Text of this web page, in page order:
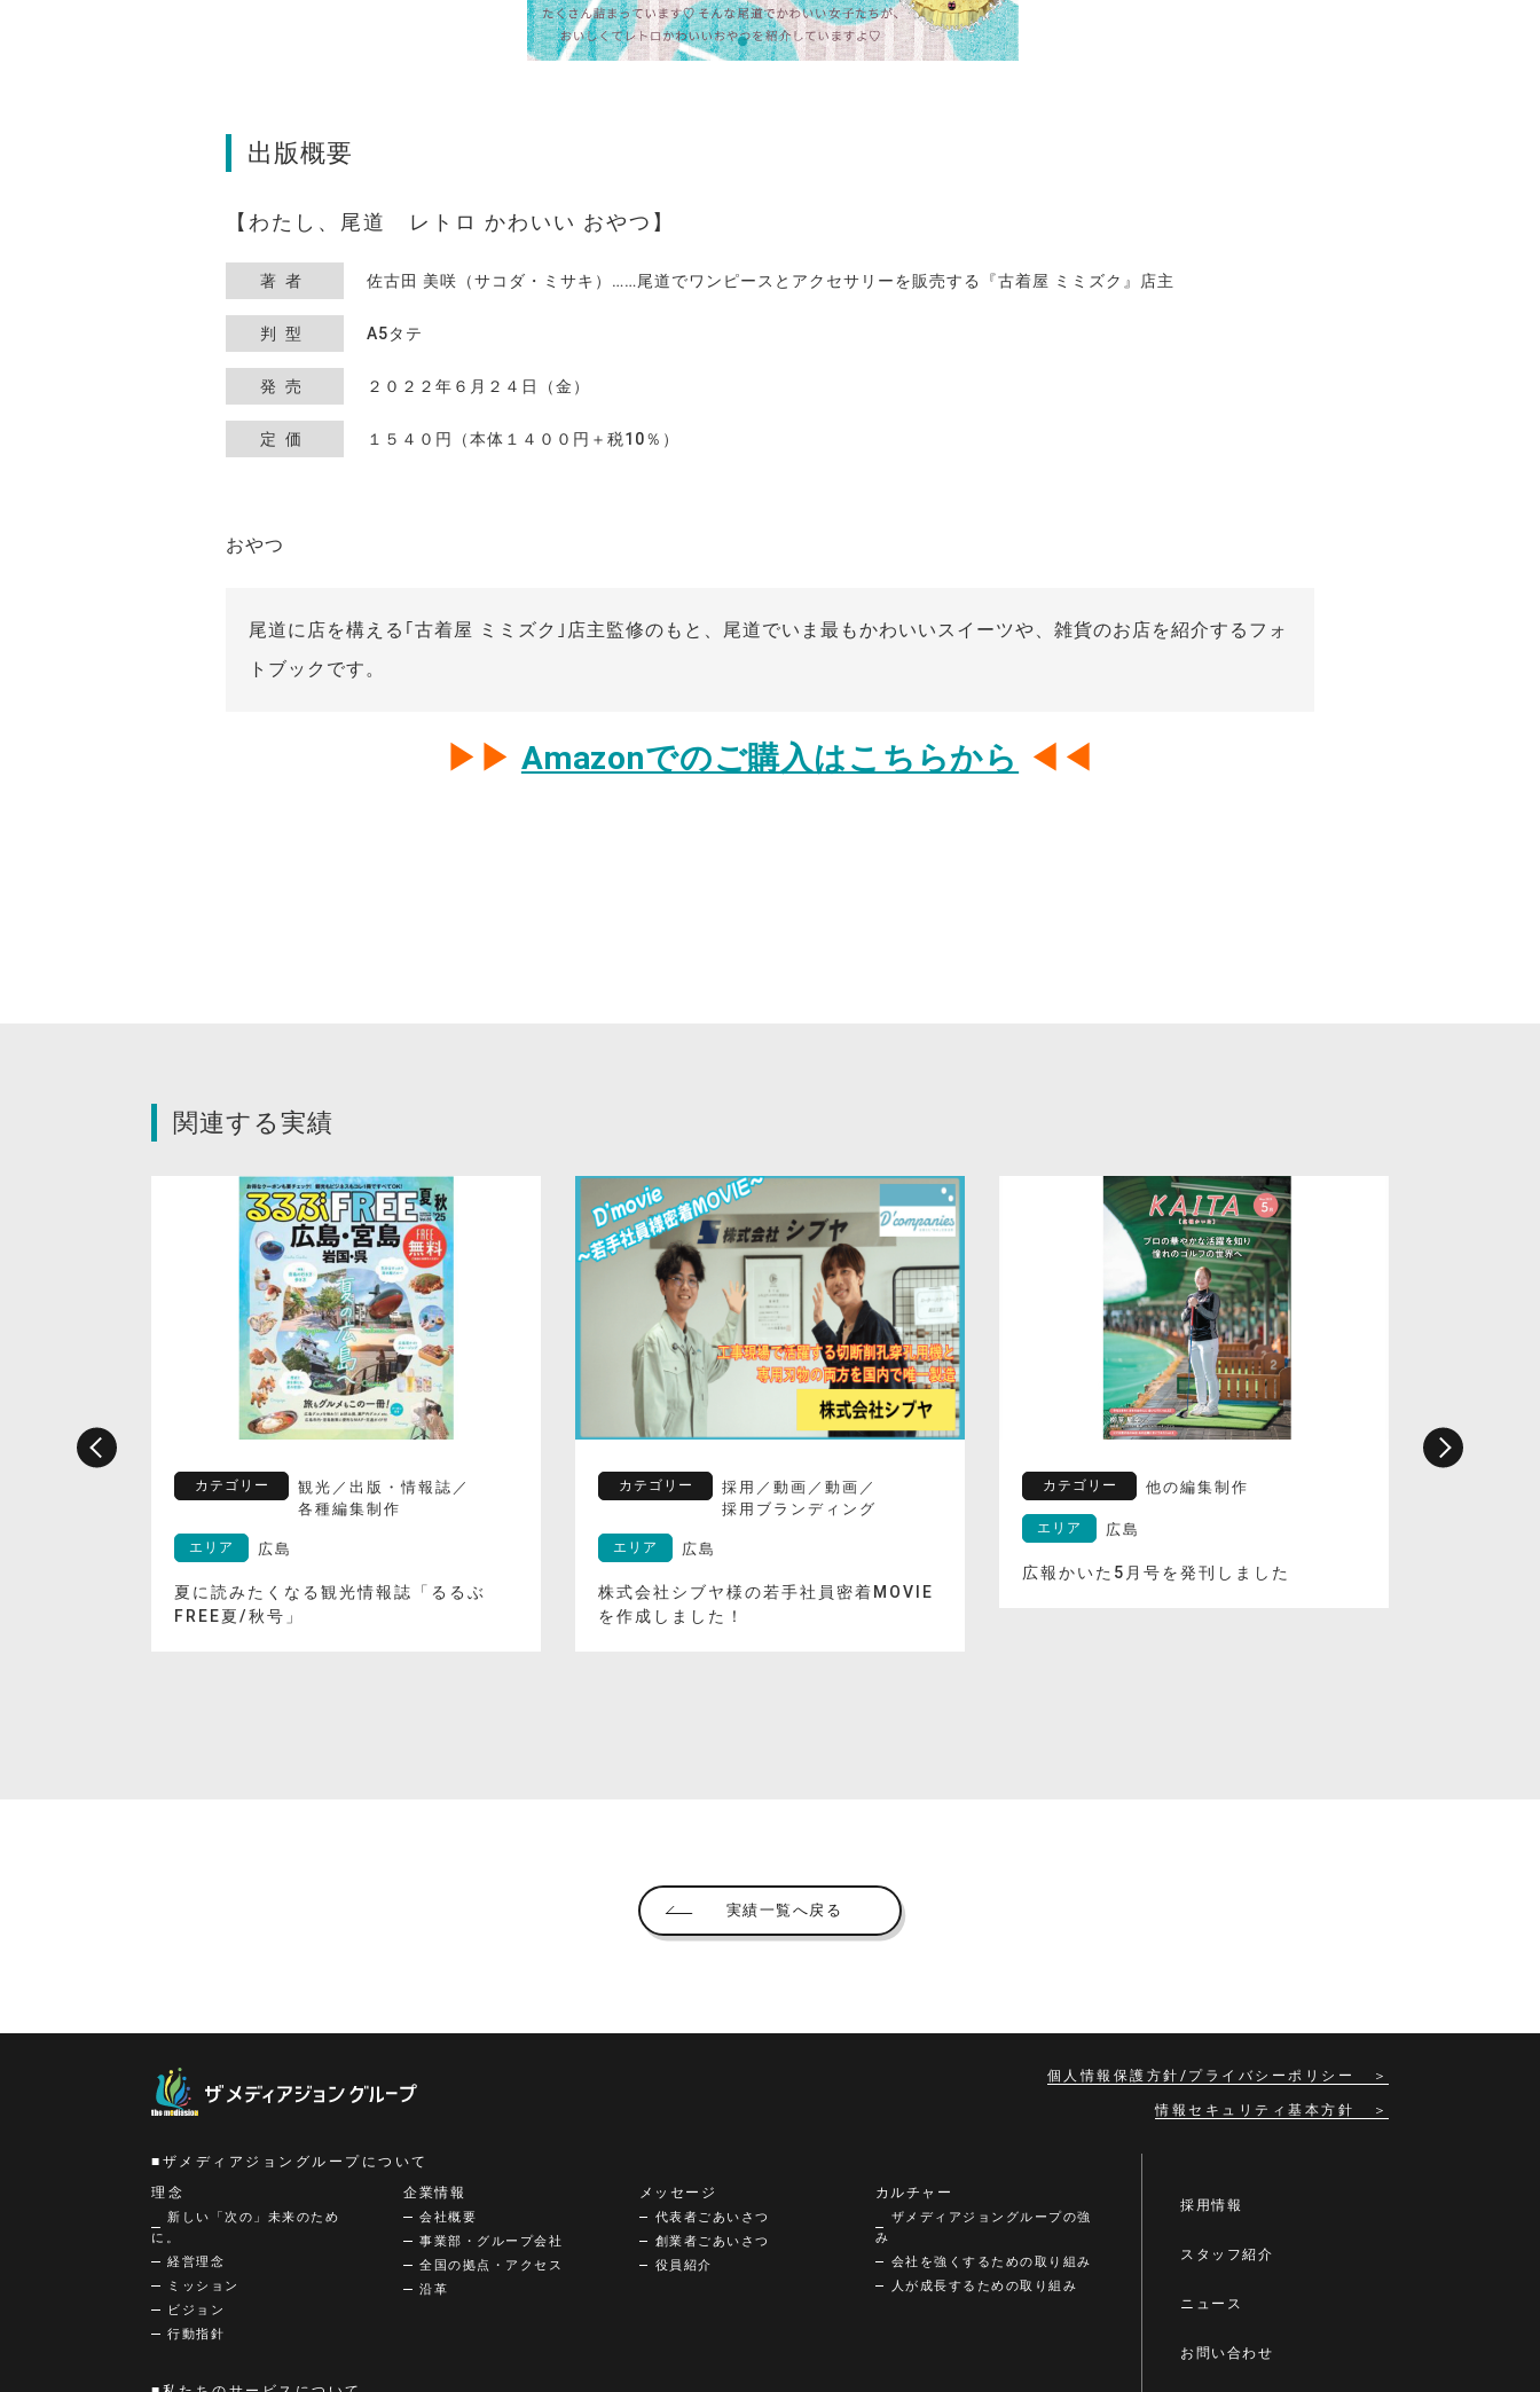
出版概要
わたし、尾道 レトロ かわいい おやつ
著者 佐古田 美咲（サコダ・ミサキ）……尾道でワンピースとアクセサリーを販売する『古着屋 ミミズク』店主
判型 A5タテ
発売 ２０２２年６月２４日（金）
定価 １５４０円（本体１４００円＋税10％）
おやつ
尾道に店を構える｢古着屋 ミミズク｣店主監修のもと、尾道でいま最もかわいいスイーツや、雑貨のお店を紹介するフォ
トブックです。
▶︎▶︎ Amazonでのご購入はこちらから ◀︎◀︎
関連する実績
カテゴリー 観光 ／ 出版・情報誌 ／
各種編集制作
エリア 広島
夏に読みたくなる観光情報誌「るるぶ
FREE夏/秋号」
カテゴリー 採用 ／ 動画 ／ 動画 ／
採用ブランディング
エリア 広島
株式会社シブヤ様の若手社員密着MOVIE
を作成しました！
カテゴリー 他の編集制作
エリア 広島
広報かいた5月号を発刊しました
実績一覧へ戻る
個人情報保護方針/プライバシーポリシー
情報セキュリティ基本方針
ザメディアジョングループについて
理念
新しい「次の」未来のため
に。
経営理念
ミッション
ビジョン
行動指針
企業情報
会社概要
事業部・グループ会社
全国の拠点・アクセス
沿革
メッセージ
代表者ごあいさつ
創業者ごあいさつ
役員紹介
カルチャー
ザメディアジョングループの強
み
会社を強くするための取り組み
人が成長するための取り組み
採用情報
スタッフ紹介
ニュース
お問い合わせ